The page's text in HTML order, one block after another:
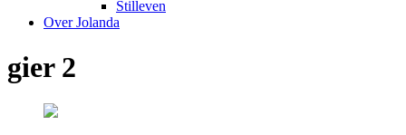
Stilleven
Over Jolanda
gier 2